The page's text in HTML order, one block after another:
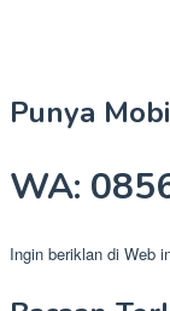
Punya
WA:
Ingin beriklan di Web